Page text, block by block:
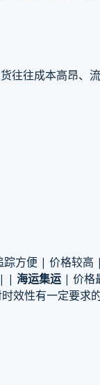
往往成本高昂、
踪方便 | 价格较
| |海运集运 | 价格
效性有一定要求